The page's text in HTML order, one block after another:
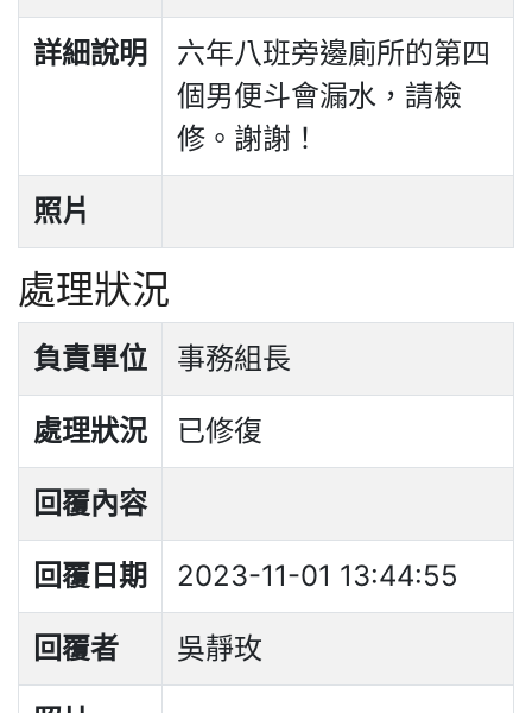
詳細說明
六年八班旁邊廁所的第四
個男便斗會漏水，請檢
修。謝謝！
照片
處理狀況
負責單位 事務組長
處理狀況 已修復
回覆內容
回覆日期 2023-11-01 13:44:55
回覆者 吳靜玫